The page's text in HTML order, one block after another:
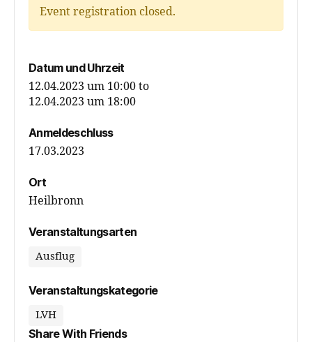
Event registration closed.
Datum und Uhrzeit
12.04.2023 um 10:00 to
12.04.2023 um 18:00
Anmeldeschluss
17.03.2023
Ort
Heilbronn
Veranstaltungsarten
Ausflug
Veranstaltungskategorie
LVH
Share With Friends